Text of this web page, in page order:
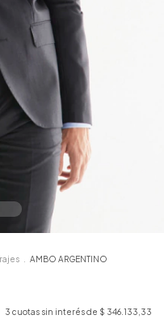
AMBO ARGENTINO
3 cuotas sin interés de $ 346.133,33